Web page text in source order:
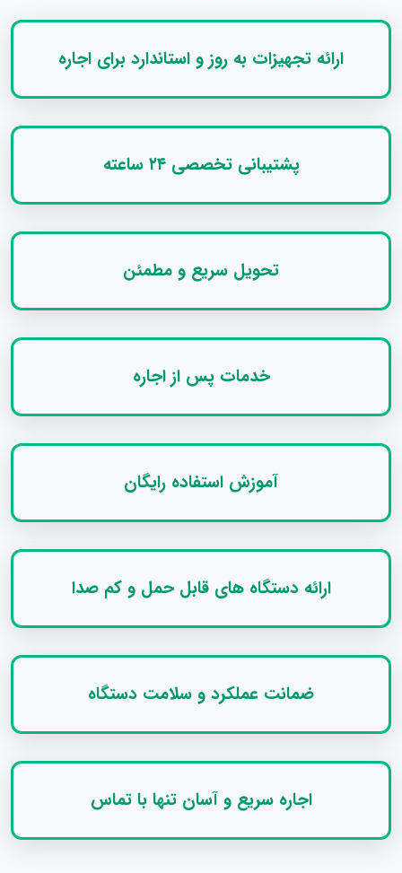
ارائه تجهیزات به‌ روز و استاندارد برای اجاره
پشتیبانی تخصصی ۲۴ ساعته
تحویل سریع و مطمئن
خدمات پس از اجاره
آموزش استفاده رایگان
ارائه دستگاه‌ های قابل حمل و کم‌ صدا
ضمانت عملکرد و سلامت دستگاه
اجاره سریع و آسان تنها با تماس